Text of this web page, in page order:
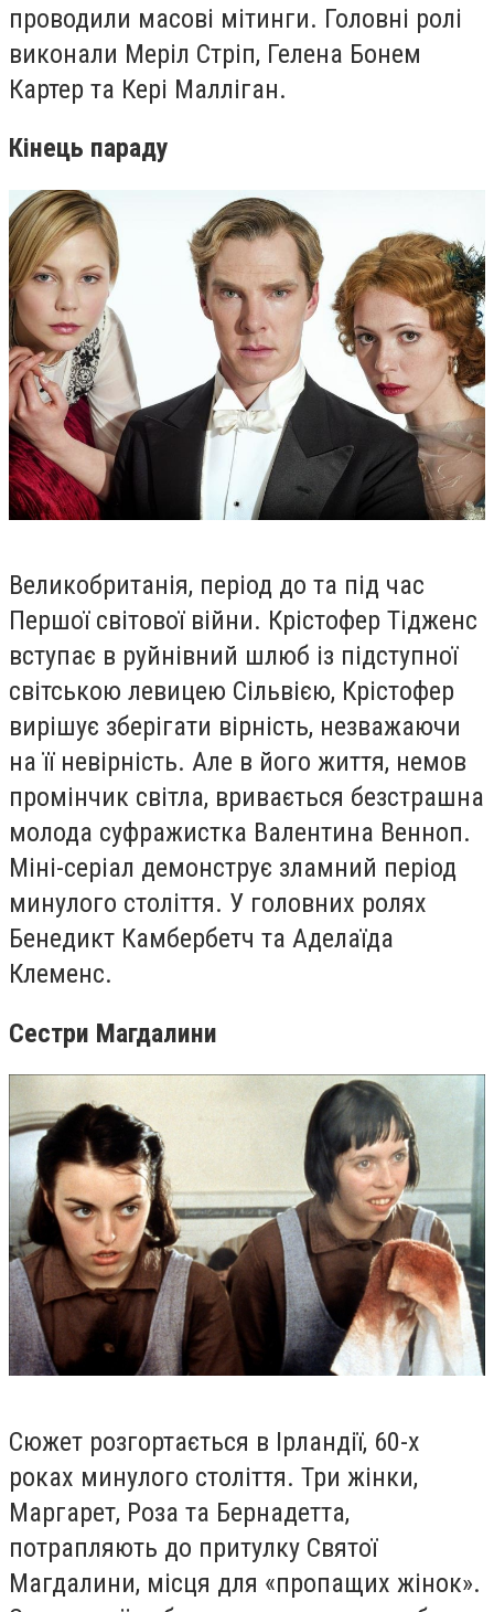
проводили масові мітинги. Головні ролі
виконали Меріл Стріп, Гелена Бонем
Картер та Кері Малліган.
Кінець параду
Великобританія, період до та під час
Першої світової війни. Крістофер Тідженс
вступає в руйнівний шлюб із підступної
світською левицею Сільвією, Крістофер
вирішує зберігати вірність, незважаючи
на її невірність. Але в його життя, немов
промінчик світла, вривається безстрашна
молода суфражистка Валентина Венноп.
Міні-серіал демонструє зламний період
минулого століття. У головних ролях
Бенедикт Камбербетч та Аделаїда
Клеменс.
Сестри Магдалини
Сюжет розгортається в Ірландії, 60-х
роках минулого століття. Три жінки,
Маргарет, Роза та Бернадетта,
потрапляють до притулку Святої
Магдалини, місця для «пропащих жінок».